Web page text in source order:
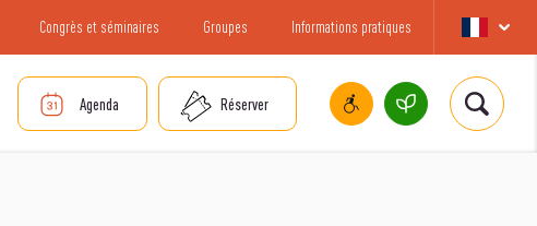
Congrès et séminaires Groupes Informations pratiques
Agenda Réserver